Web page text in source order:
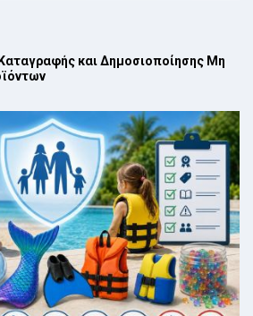
και Δημοσιοποίησης Μη